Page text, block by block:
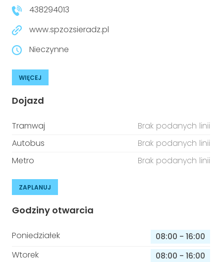
438294013
www.spzozsieradz.pl
Nieczynne
WIĘCEJ
Dojazd
Tramwaj
Brak podanych linii
Autobus
Brak podanych linii
Metro
Brak podanych linii
ZAPLANUJ
Godziny otwarcia
Poniedziałek 08:00 - 16:00
Wtorek
08:00 - 16:00